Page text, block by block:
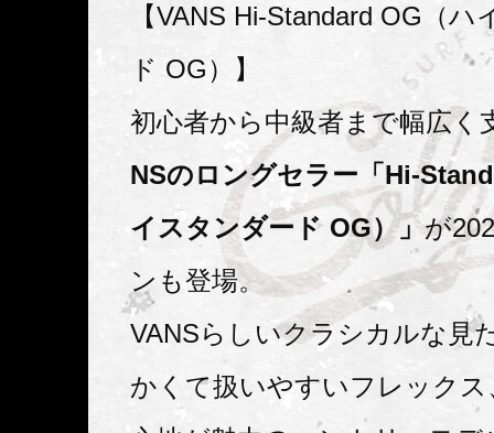
【VANS Hi-Standard OG（
ド OG）】
初心者から中級者まで幅広く
NSのロングセラー「Hi-
イスタンダード OG）」が
ンも登場。
VANSらしいクラシカルな見
かくて扱いやすいフレック